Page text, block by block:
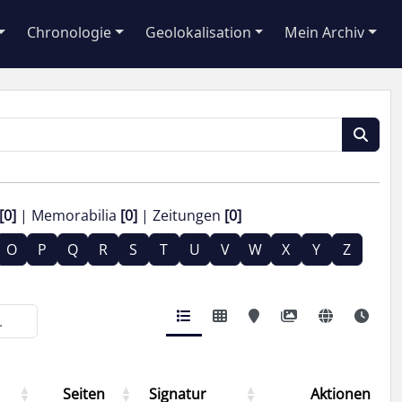
Chronologie Geolokalisation Mein Archiv
Memorabilia [0] Zeitungen [0]
O
P Q R S T U V W X Y Z
Seiten Signatur Aktionen